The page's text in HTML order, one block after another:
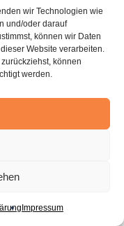
wir Technologien wie
und/oder darauf
können wir Daten
Website verarbeiten.
können
werden.
Impressum
Ausfallzeiten auf
Beratung
des Surfers
Vorlieben,
jeder neuen
enormes